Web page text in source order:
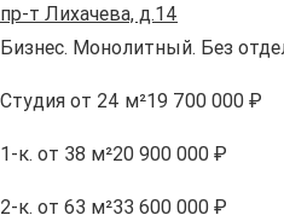
пр-т Лихачева, д.14
Бизнес. Монолитный. Без
Студия от 24 м²19 700 000 ₽
1-к. от 38 м²20 900 000 ₽
2-к. от 63 м²33 600 000 ₽